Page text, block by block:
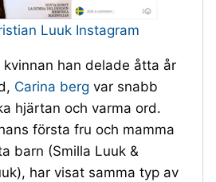
Luuk Instagram
kvinnan han delade åtta år
Carina berg var snabb
hjärtan och varma ord.
första fru och mamma
barn (Smilla Luuk &
har visat samma typ av